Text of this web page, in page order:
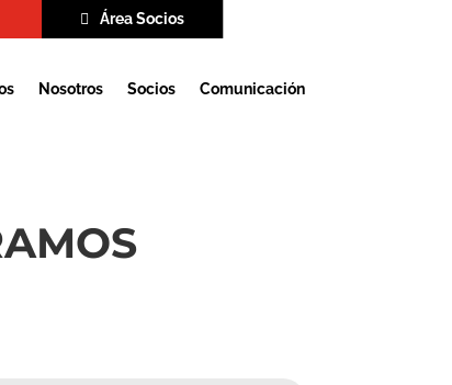
Área Socios
Nosotros Socios Comunicación